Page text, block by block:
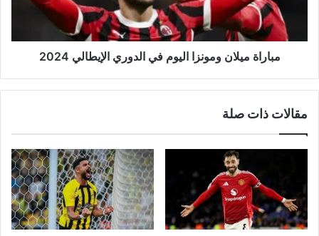
الإيطالي
2024
مباراة ميلان ومونزا اليوم في الدوري الإيطالي 2024
مقالات ذات صلة